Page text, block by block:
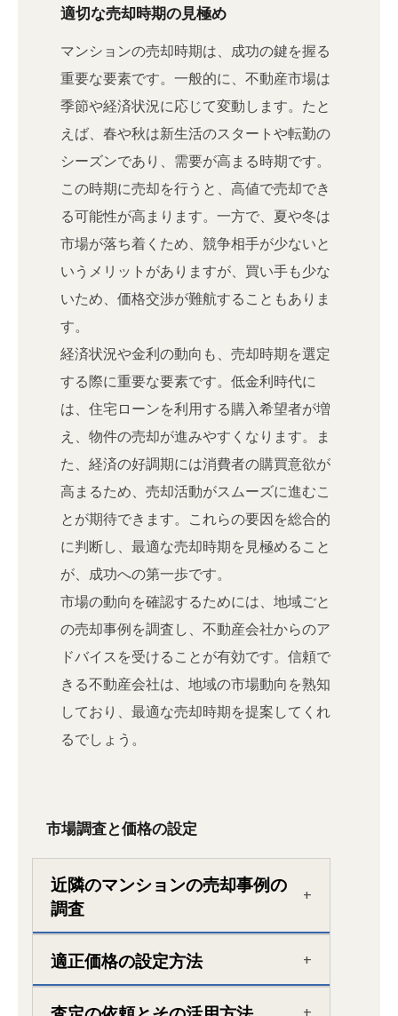
適切な売却時期の見極め
マンションの売却時期は、成功の鍵を握る
重要な要素です。一般的に、不動産市場は
季節や経済状況に応じて変動します。たと
えば、春や秋は新生活のスタートや転勤の
シーズンであり、需要が高まる時期です。
この時期に売却を行うと、高値で売却でき
る可能性が高まります。一方で、夏や冬は
市場が落ち着くため、競争相手が少ないと
いうメリットがありますが、買い手も少な
いため、価格交渉が難航することもありま
す。
経済状況や金利の動向も、売却時期を選定
する際に重要な要素です。低金利時代に
は、住宅ローンを利用する購入希望者が増
え、物件の売却が進みやすくなります。ま
た、経済の好調期には消費者の購買意欲が
高まるため、売却活動がスムーズに進むこ
とが期待できます。これらの要因を総合的
に判断し、最適な売却時期を見極めること
が、成功への第一歩です。
市場の動向を確認するためには、地域ごと
の売却事例を調査し、不動産会社からのア
ドバイスを受けることが有効です。信頼で
きる不動産会社は、地域の市場動向を熟知
しており、最適な売却時期を提案してくれ
るでしょう。
市場調査と価格の設定
近隣のマンションの売却事例の
調査
適正価格の設定方法